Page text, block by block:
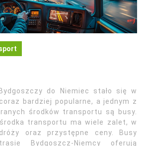
do Niemiec stało się w
bardziej popularne, a jednym z
środków transportu są busy.
transportu ma wiele zalet, w
oraz przystępne ceny. Busy
Bydgoszcz-Niemcy oferują